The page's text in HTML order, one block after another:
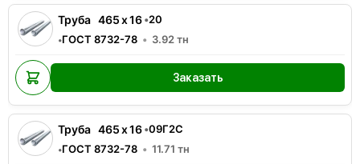
Труба 465x16•20
•ГОСТ 8732-78 3.92 тн
Заказать
Труба 465x16•09Г2С
•ГОСТ 8732-78 11.71 тн